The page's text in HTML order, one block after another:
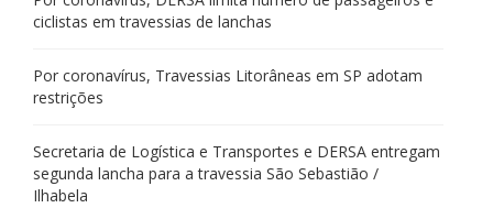
ciclistas em travessias de lanchas
Por coronavírus, Travessias Litorâneas em SP adotam
restrições
Secretaria de Logística e Transportes e DERSA entregam
segunda lancha para a travessia São Sebastião /
Ilhabela